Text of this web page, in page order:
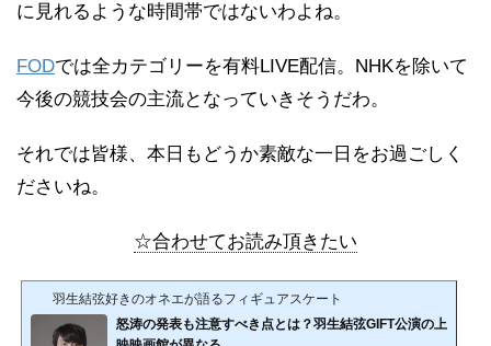
に見れるような時間帯ではないわよね。
FODでは全カテゴリーを有料LIVE配信。NHKを除いて
今後の競技会の主流となっていきそうだわ。
それでは皆様、本日もどうか素敵な一日をお過ごしく
ださいね。
☆合わせてお読み頂きたい
羽生結弦好きのオネエが語るフィギュアスケート
怒涛の発表も注意すべき点とは？羽生結弦GIFT公演の上